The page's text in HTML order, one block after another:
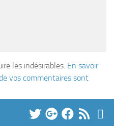
les indésirables. En savoir
vos commentaires sont